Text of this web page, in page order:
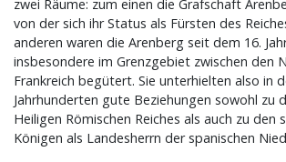
zwei Räume: zum einen die Grafschaft
von der sich ihr Status als Fürsten des
anderen waren die Arenberg seit dem 16.
insbesondere im Grenzgebiet zwischen den
Frankreich begütert. Sie unterhielten also in
Jahrhunderten gute Beziehungen sowohl zu
Heiligen Römischen Reiches als auch zu den
Königen als Landesherrn der spanischen